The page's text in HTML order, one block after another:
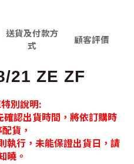
送貨及付款方
式
顧客評價
21 ZE ZF
別說明:
認出貨時間，將依訂購時
貨，
執行，未能保證出貨日，請
曉。